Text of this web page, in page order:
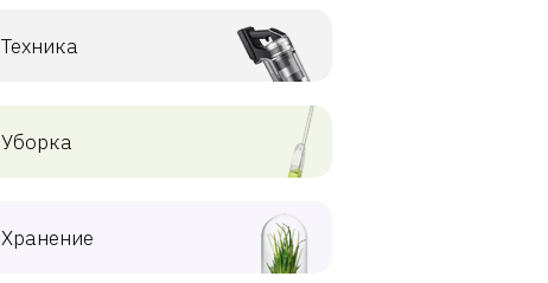
Техника
Уборка
Хранение